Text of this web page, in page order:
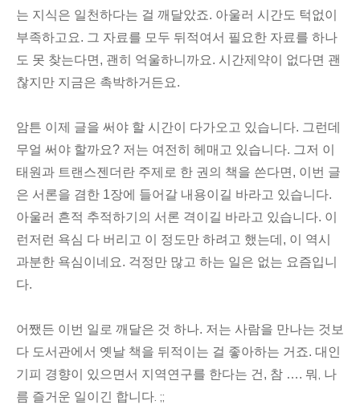
는 지식은 일천하다는 걸 깨달았죠. 아울러 시간도 턱없이
부족하고요. 그 자료를 모두 뒤적여서 필요한 자료를 하나
도 못 찾는다면, 괜히 억울하니까요. 시간제약이 없다면 괜
찮지만 지금은 촉박하거든요.
암튼 이제 글을 써야 할 시간이 다가오고 있습니다. 그런데
무얼 써야 할까요? 저는 여전히 헤매고 있습니다. 그저 이
태원과 트랜스젠더란 주제로 한 권의 책을 쓴다면, 이번 글
은 서론을 겸한 1장에 들어갈 내용이길 바라고 있습니다.
아울러 흔적 추적하기의 서론 격이길 바라고 있습니다. 이
런저런 욕심 다 버리고 이 정도만 하려고 했는데, 이 역시
과분한 욕심이네요. 걱정만 많고 하는 일은 없는 요즘입니
다.
어쨌든 이번 일로 깨달은 것 하나. 저는 사람을 만나는 것보
다 도서관에서 옛날 책을 뒤적이는 걸 좋아하는 거죠. 대인
기피 경향이 있으면서 지역연구를 한다는 건, 참 …. 뭐, 나
름 즐거운 일이긴 합니다. ;;